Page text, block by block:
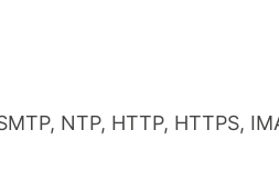
NTP, HTTP, HTTPS,